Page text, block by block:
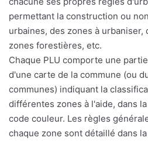
permettant la construction ou
urbaines, des zones à urbaniser,
zones forestières, etc.
Chaque PLU comporte une
d'une carte de la commune (ou
communes) indiquant la
différentes zones à l'aide, dans
code couleur. Les règles
chaque zone sont détaillé dans